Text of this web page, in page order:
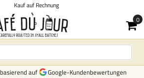
Kauf auf Rechnung
basierend auf Google-Kundenbewertungen